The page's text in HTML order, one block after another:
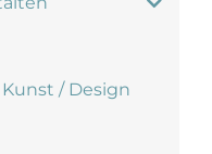
/ Design